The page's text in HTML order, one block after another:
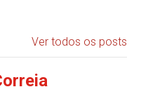
Ver todos os posts